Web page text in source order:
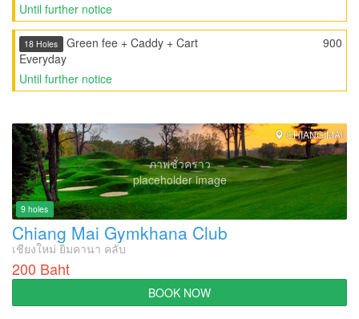
Until further notice
900
18 Holes Green fee + Caddy + Cart
Everyday
Until further notice
ภาพชั่วคราว
placeholder image
CHIANG MAI
9 holes
Chiang Mai Gymkhana Club
เชียงใหม่ ยิมคานา คลับ
200 Baht
BOOK NOW